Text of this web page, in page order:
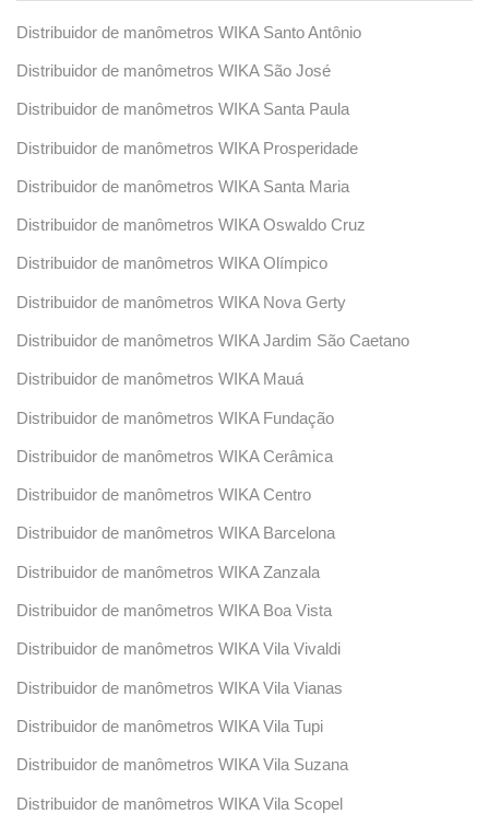
Distribuidor de manômetros WIKA Santo Antônio
Distribuidor de manômetros WIKA São José
Distribuidor de manômetros WIKA Santa Paula
Distribuidor de manômetros WIKA Prosperidade
Distribuidor de manômetros WIKA Santa Maria
Distribuidor de manômetros WIKA Oswaldo Cruz
Distribuidor de manômetros WIKA Olímpico
Distribuidor de manômetros WIKA Nova Gerty
Distribuidor de manômetros WIKA Jardim São Caetano
Distribuidor de manômetros WIKA Mauá
Distribuidor de manômetros WIKA Fundação
Distribuidor de manômetros WIKA Cerâmica
Distribuidor de manômetros WIKA Centro
Distribuidor de manômetros WIKA Barcelona
Distribuidor de manômetros WIKA Zanzala
Distribuidor de manômetros WIKA Boa Vista
Distribuidor de manômetros WIKA Vila Vivaldi
Distribuidor de manômetros WIKA Vila Vianas
Distribuidor de manômetros WIKA Vila Tupi
Distribuidor de manômetros WIKA Vila Suzana
Distribuidor de manômetros WIKA Vila Scopel